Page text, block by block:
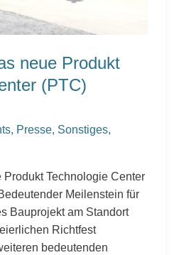
neue Produkt
(PTC)
, Presse, Sonstiges,
Produkt Technologie Center
Meilenstein für
Bauprojekt am Standort
Richtfest
bedeutenden